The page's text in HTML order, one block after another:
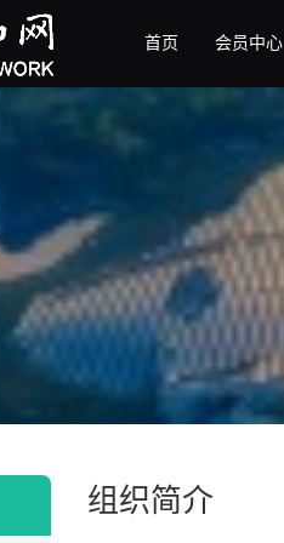
首页 会员中心
组织简介